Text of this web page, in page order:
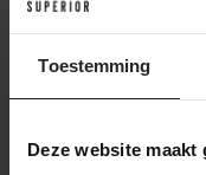
Toestemming
Deze website
Achter de
Het
Na je bestelling
werkplaats wordt de